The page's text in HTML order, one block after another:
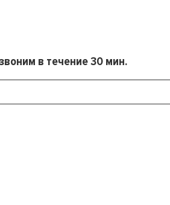
в течение 30 мин.